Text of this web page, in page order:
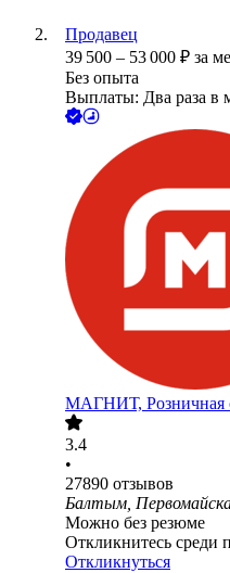
Продавец
39 500 – 53 000 ₽ за
Без опыта
Выплаты: Два раза в
МАГНИТ, Розничная
3.4
•
27890 отзывов
Балтым,
Можно без резюме
Откликнитесь среди
Откликнуться